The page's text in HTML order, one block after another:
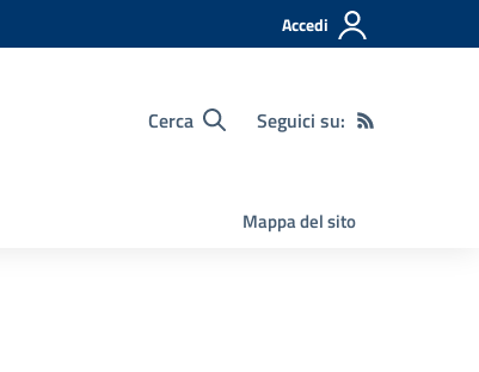
Accedi
Cerca Seguici su:
Mappa del sito